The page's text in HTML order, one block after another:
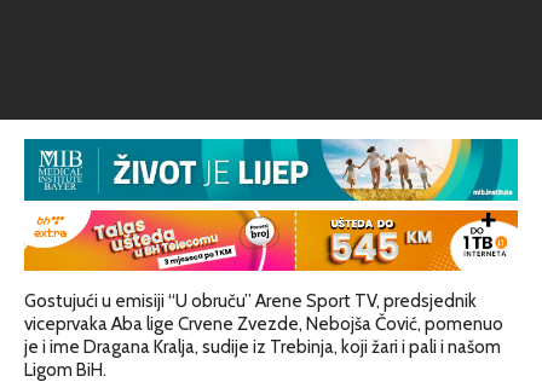
Gostujući u emisiji “U obruču” Arene Sport TV, predsjednik
viceprvaka Aba lige Crvene Zvezde, Nebojša Čović, pomenuo
je i ime Dragana Kralja, sudije iz Trebinja, koji žari i pali i našom
Ligom BiH.